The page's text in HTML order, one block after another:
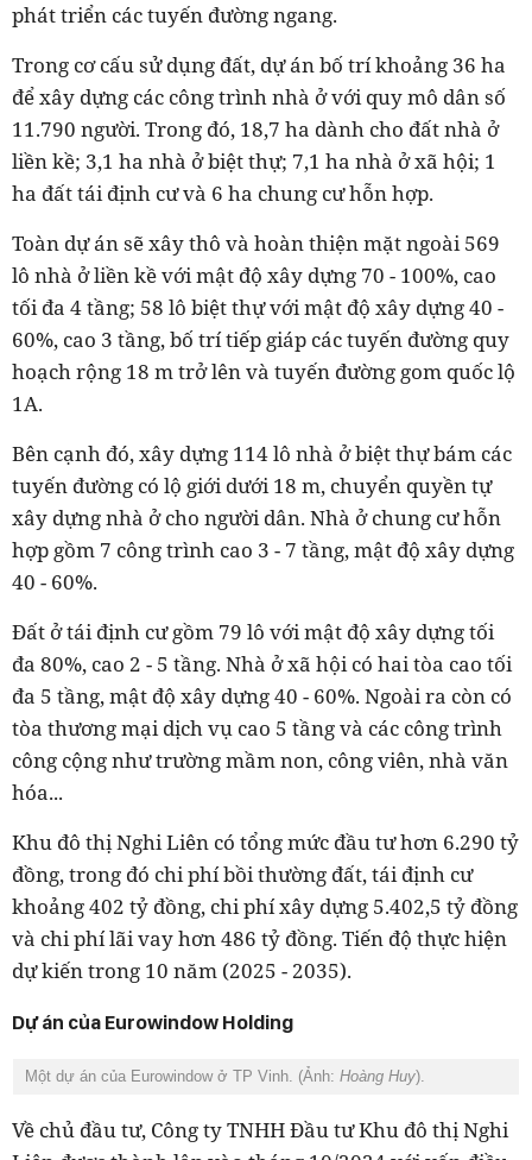
phát triển các tuyến đường ngang.
Trong cơ cấu sử dụng đất, dự án bố trí khoảng 36 ha
để xây dựng các công trình nhà ở với quy mô dân số
11.790 người. Trong đó, 18,7 ha dành cho đất nhà ở
liền kề; 3,1 ha nhà ở biệt thự; 7,1 ha nhà ở xã hội; 1
ha đất tái định cư và 6 ha chung cư hỗn hợp.
Toàn dự án sẽ xây thô và hoàn thiện mặt ngoài 569
lô nhà ở liền kề với mật độ xây dựng 70 - 100%, cao
tối đa 4 tầng; 58 lô biệt thự với mật độ xây dựng 40 -
60%, cao 3 tầng, bố trí tiếp giáp các tuyến đường quy
hoạch rộng 18 m trở lên và tuyến đường gom quốc lộ
1A.
Bên cạnh đó, xây dựng 114 lô nhà ở biệt thự bám các
tuyến đường có lộ giới dưới 18 m, chuyển quyền tự
xây dựng nhà ở cho người dân. Nhà ở chung cư hỗn
hợp gồm 7 công trình cao 3 - 7 tầng, mật độ xây dựng
40 - 60%.
Đất ở tái định cư gồm 79 lô với mật độ xây dựng tối
đa 80%, cao 2 - 5 tầng. Nhà ở xã hội có hai tòa cao tối
đa 5 tầng, mật độ xây dựng 40 - 60%. Ngoài ra còn có
tòa thương mại dịch vụ cao 5 tầng và các công trình
công cộng như trường mầm non, công viên, nhà văn
hóa...
Khu đô thị Nghi Liên có tổng mức đầu tư hơn 6.290 tỷ
đồng, trong đó chi phí bồi thường đất, tái định cư
khoảng 402 tỷ đồng, chi phí xây dựng 5.402,5 tỷ đồng
và chi phí lãi vay hơn 486 tỷ đồng. Tiến độ thực hiện
dự kiến trong 10 năm (2025 - 2035).
Dự án của Eurowindow Holding
Một dự án của Eurowindow ở TP Vinh. (Ảnh: Hoàng Huy).
Về chủ đầu tư, Công ty TNHH Đầu tư Khu đô thị Nghi